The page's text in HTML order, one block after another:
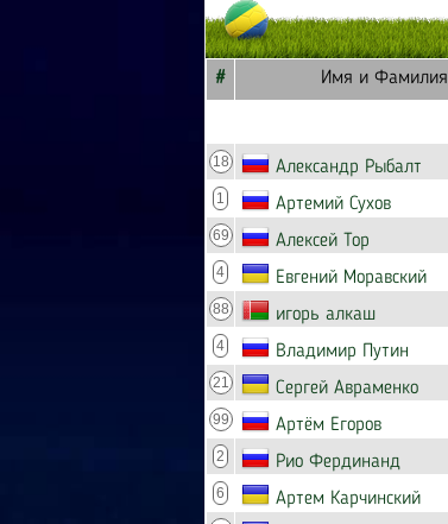
# Имя и Фамилия
18 Александр Рыбалт
1 Артемий Сухов
69 Алексей Тор
4 Евгений Моравский
88 игорь алкаш
4 Владимир Путин
21 Сергей Авраменко
99 Артём Егоров
2 Рио Фердинанд
6 Артем Карчинский